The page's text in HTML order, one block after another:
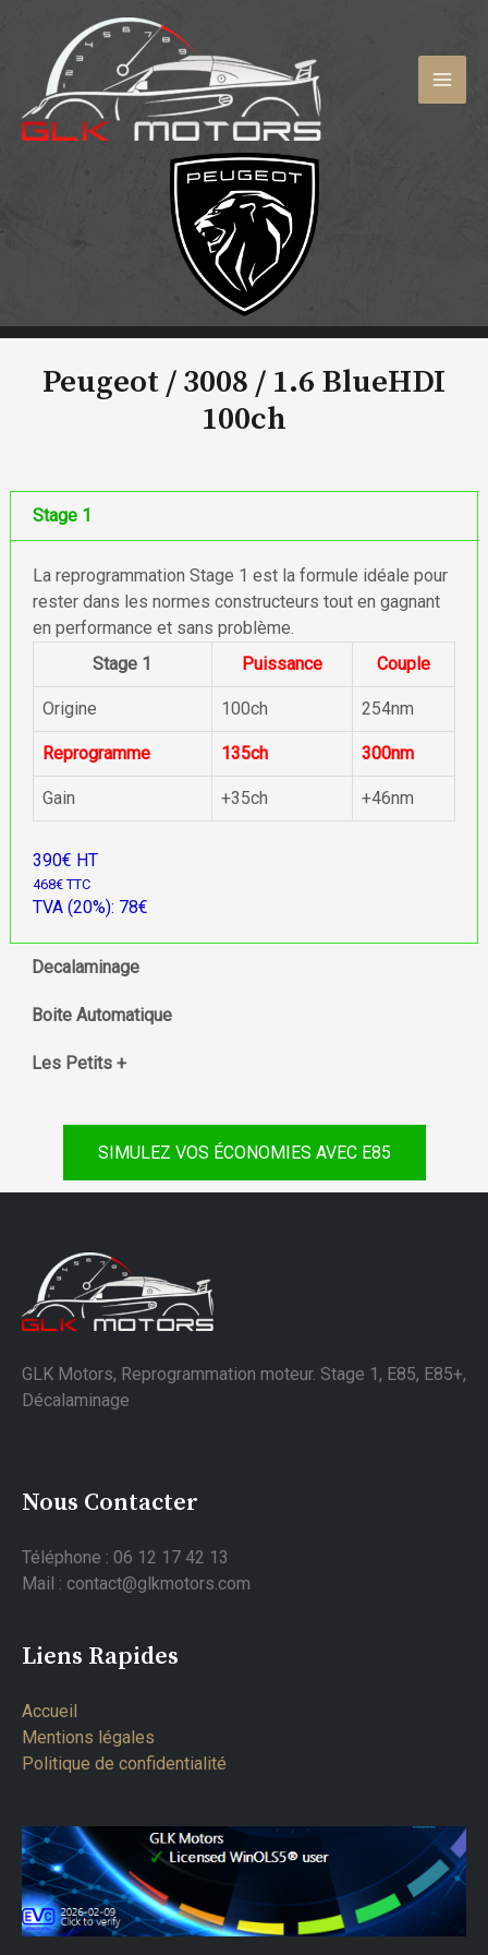
contenu
Peugeot / 3008 / 1.6 BlueHDI
100ch
Stage 1
La reprogrammation Stage 1 est la formule idéale pour
rester dans les normes constructeurs tout en gagnant
en performance et sans problème.
Stage 1
Puissance Couple
Origine 100ch 254nm
Reprogramme 135ch 300nm
Gain +35ch +46nm
390€ HT
468€ TTC
TVA (20%): 78€
Decalaminage
Boite Automatique
Les Petits +
SIMULEZ VOS ÉCONOMIES AVEC E85
GLK Motors, Reprogrammation moteur. Stage 1, E85, E85+,
Décalaminage
Nous Contacter
Téléphone : 06 12 17 42 13
Mail : contact@glkmotors.com
Liens Rapides
Accueil
Mentions légales
Politique de confidentialité